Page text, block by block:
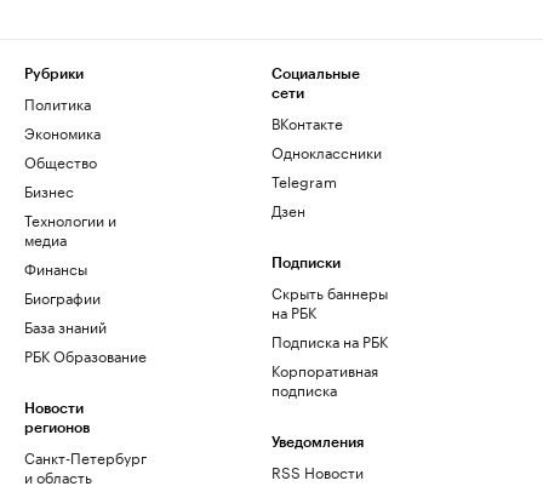
Рубрики
Политика
Экономика
Общество
Бизнес
Технологии и
медиа
Финансы
Биографии
База знаний
РБК Образование
Новости
регионов
Санкт-Петербург
и область
Социальные
сети
ВКонтакте
Одноклассники
Telegram
Дзен
Подписки
Скрыть баннеры
на РБК
Подписка на РБК
Корпоративная
подписка
Уведомления
RSS Новости